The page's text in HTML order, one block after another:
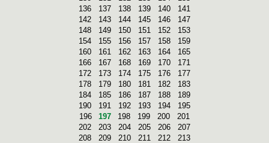
136
137 138 139 140
141
142
143 144 145 146
147
148
149 150 151 152
153
154
155 156 157 158
159
160
161 162 163 164
165
166
167 168 169 170
171
172
173 174 175 176
177
178
179 180 181 182
183
184
185 186 187 188
189
190
191 192 193 194
195
196
197 198 199 200
201
202
203 204 205 206
207
208
209 210 211 212
213